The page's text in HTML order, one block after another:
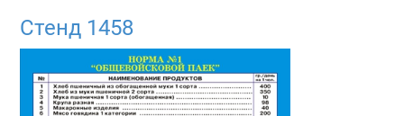
Стенд 1458